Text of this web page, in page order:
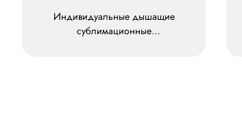
Индивидуальные дышащие
сублимационные